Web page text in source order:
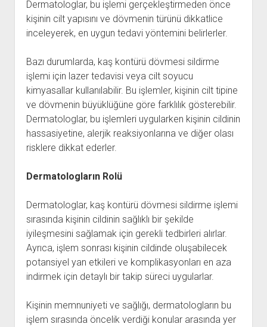
Dermatologlar, bu işlemi gerçekleştirmeden önce
kişinin cilt yapısını ve dövmenin türünü dikkatlice
inceleyerek, en uygun tedavi yöntemini belirlerler.
Bazı durumlarda, kaş kontürü dövmesi sildirme
işlemi için lazer tedavisi veya cilt soyucu
kimyasallar kullanılabilir. Bu işlemler, kişinin cilt tipine
ve dövmenin büyüklüğüne göre farklılık gösterebilir.
Dermatologlar, bu işlemleri uygularken kişinin cildinin
hassasiyetine, alerjik reaksiyonlarına ve diğer olası
risklere dikkat ederler.
Dermatologların Rolü
Dermatologlar, kaş kontürü dövmesi sildirme işlemi
sırasında kişinin cildinin sağlıklı bir şekilde
iyileşmesini sağlamak için gerekli tedbirleri alırlar.
Ayrıca, işlem sonrası kişinin cildinde oluşabilecek
potansiyel yan etkileri ve komplikasyonları en aza
indirmek için detaylı bir takip süreci uygularlar.
Kişinin memnuniyeti ve sağlığı, dermatologların bu
işlem sırasında öncelik verdiği konular arasında yer